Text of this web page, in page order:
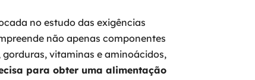
no estudo das exigências
não apenas componentes
vitaminas e aminoácidos,
para obter uma alimentação